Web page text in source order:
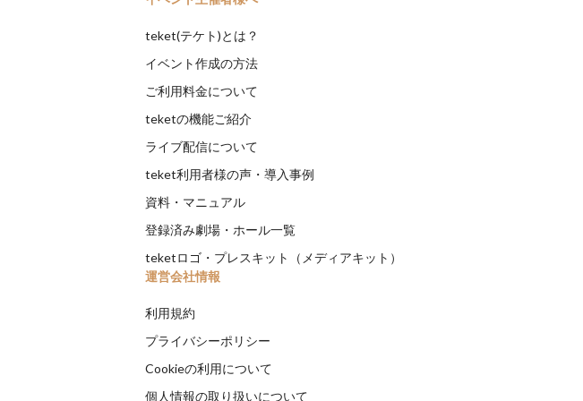
teket(テケト)とは？
イベント作成の方法
ご利用料金について
teketの機能ご紹介
ライブ配信について
teket利用者様の声・導入事例
資料・マニュアル
登録済み劇場・ホール一覧
teketロゴ・プレスキット（メディアキット）
運営会社情報
利用規約
プライバシーポリシー
Cookieの利用について
個人情報の取り扱いについて